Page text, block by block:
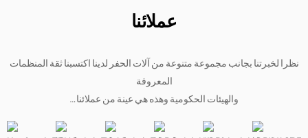
عملائنا
نظرا لخبرتنا بجانب مجموعة متنوعة من آلات الحفر لدينا اكتسبنا ثقة المنظمات
المعروفة
والهيئات الحكومية وهذه هي عينة من عملائنا…